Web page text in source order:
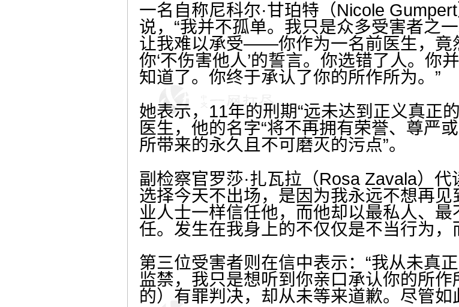
一名自称尼科尔·甘珀特（Nicole
说，“我并不孤单。我只是众多受害者之
让我难以承受——你作为一名前医生，竟
你‘不伤害他人’的誓言。你选错了人。你
知道了。你终于承认了你的所作所为。”
她表示，11年的刑期“远未达到正义真正
医生，他的名字“将不再拥有荣誉、尊严
所带来的永久且不可磨灭的污点”。
副检察官罗莎·扎瓦拉（Rosa Zavala）
选择今天不出场，是因为我永远不想再
业人士一样信任他，而他却以最私人、
任。发生在我身上的不仅仅是不当行为，
第三位受害者则在信中表示：“我从未真
监禁，我只是想听到你亲口承认你的所
的）有罪判决，却从未等来道歉。尽管如